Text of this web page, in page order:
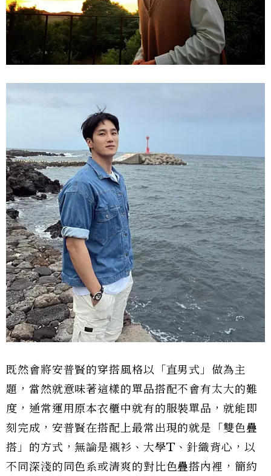
既然會將安普賢的穿搭風格以「直男式」做為主
題，當然就意味著這樣的單品搭配不會有太大的難
度，通常運用原本衣櫃中就有的服裝單品，就能即
刻完成，安普賢在搭配上最常出現的就是「雙色疊
搭」的方式，無論是襯衫、大學T、針織背心，以
不同深淺的同色系或清爽的對比色疊搭內裡，簡約